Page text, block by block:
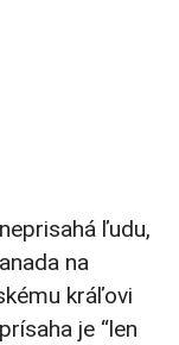
ľudu,
na
kráľovi
je “len